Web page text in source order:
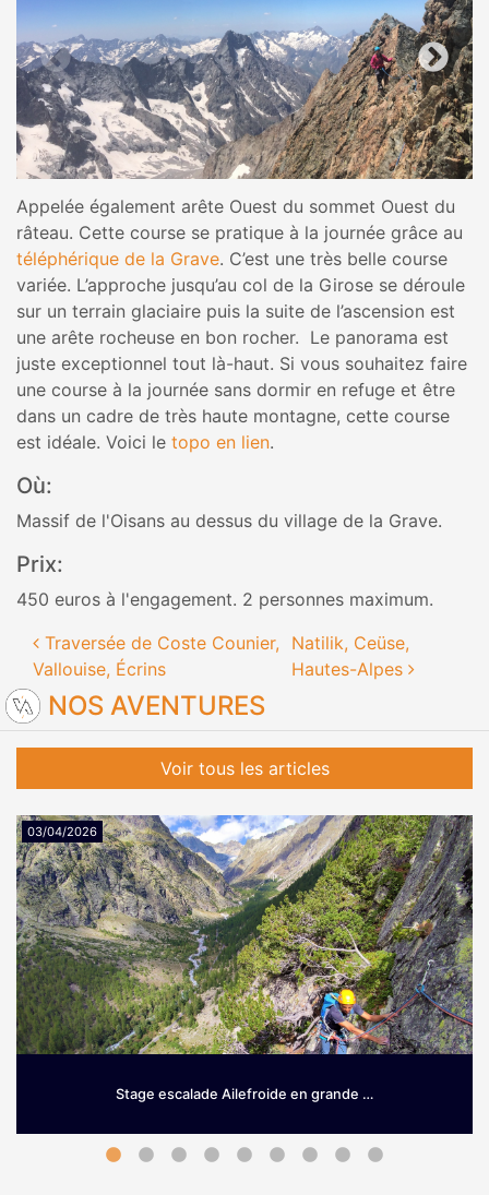
Appelée également arête Ouest du sommet Ouest du
râteau. Cette course se pratique à la journée grâce au
téléphérique de la Grave. C’est une très belle course
variée. L’approche jusqu’au col de la Girose se déroule
sur un terrain glaciaire puis la suite de l’ascension est
une arête rocheuse en bon rocher. Le panorama est
juste exceptionnel tout là-haut. Si vous souhaitez faire
une course à la journée sans dormir en refuge et être
dans un cadre de très haute montagne, cette course
est idéale. Voici le topo en lien.
Où:
Massif de l'Oisans au dessus du village de la Grave.
Prix:
450 euros à l'engagement. 2 personnes maximum.
Navigation des articles
Traversée de Coste Counier,
Vallouise, Écrins
Natilik, Ceüse,
Hautes-Alpes
NOS AVENTURES
Voir tous les articles
Stage escalade Ailefroide en grande …
03/04/2026
Grimpez sur le granit d’Ailefroide! Envie de prendre de la